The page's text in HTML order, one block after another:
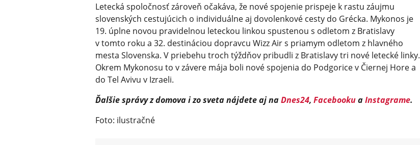
Letecká spoločnosť zároveň očakáva, že nové spojenie prispeje k rastu záujmu
slovenských cestujúcich o individuálne aj dovolenkové cesty do Grécka. Mykonos je
19. úplne novou pravidelnou leteckou linkou spustenou s odletom z Bratislavy
v tomto roku a 32. destináciou dopravcu Wizz Air s priamym odletom z hlavného
mesta Slovenska. V priebehu troch týždňov pribudli z Bratislavy tri nové letecké linky.
Okrem Mykonosu to v závere mája boli nové spojenia do Podgorice v Čiernej Hore a
do Tel Avivu v Izraeli.
Ďalšie správy z domova i zo sveta nájdete aj naDnes24, FacebookuaInstagrame.
Foto: ilustračné